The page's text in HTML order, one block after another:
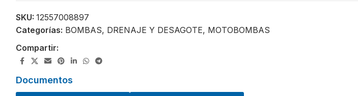
SKU: 12557008897
Categorías: BOMBAS, DRENAJE Y DESAGOTE, MOTOBOMBAS
Compartir:
Documentos